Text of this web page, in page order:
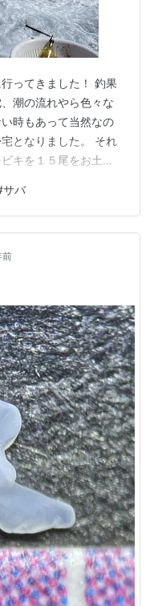
ってきました！ 釣果
潮の流れやら色々な
時もあって当然なの
となりました。 それ
キを１５尾をお土産
したが、インパクト
い魚がたくさん住ん
は、アジでお刺身、サ
え消えていきまし
たが、広い海の真ん
サバ
前